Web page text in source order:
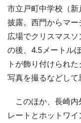
市立戸町中学校（
披露。西門からマ
広場でクリスマス
の後、4.5メートル
トが飾り付けられ
写真を撮るなどして
このほか、長崎内
レートとホットワ